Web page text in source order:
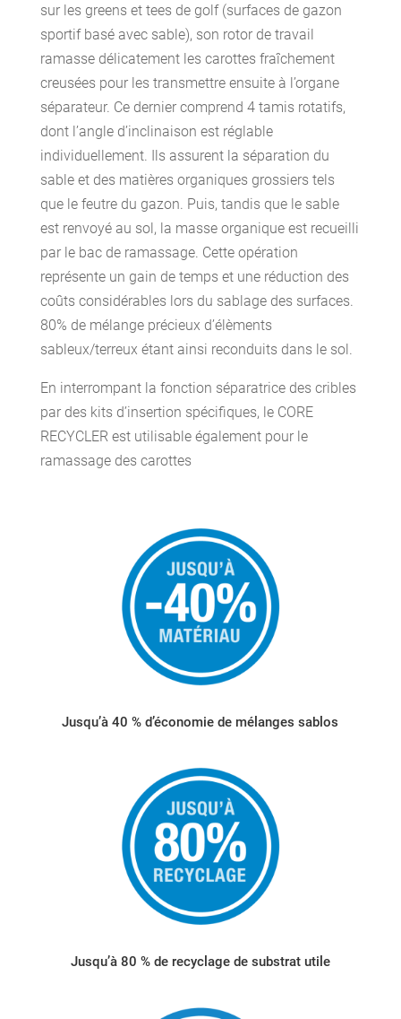
sur les greens et tees de golf (surfaces de gazon
sportif basé avec sable), son rotor de travail
ramasse délicatement les carottes fraîchement
creusées pour les transmettre ensuite à l’organe
séparateur. Ce dernier comprend 4 tamis rotatifs,
dont l’angle d’inclinaison est réglable
individuellement. Ils assurent la séparation du
sable et des matières organiques grossiers tels
que le feutre du gazon. Puis, tandis que le sable
est renvoyé au sol, la masse organique est recueilli
par le bac de ramassage. Cette opération
représente un gain de temps et une réduction des
coûts considérables lors du sablage des surfaces.
80% de mélange précieux d’élèments
sableux/terreux étant ainsi reconduits dans le sol.
En interrompant la fonction séparatrice des cribles
par des kits d’insertion spécifiques, le CORE
RECYCLER est utilisable également pour le
ramassage des carottes
Jusqu’à 40 % d’économie de mélanges sablos
Jusqu’à 80 % de recyclage de substrat utile